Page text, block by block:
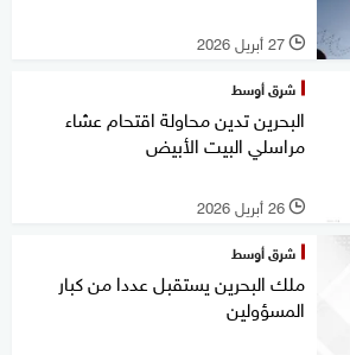
l 27 أبريل 2026
شرق أوسط
البحرين تدين محاولة اقتحام عشاء
مراسلي البيت الأبيض
l 26 أبريل 2026
شرق أوسط
ملك البحرين يستقبل عددا من كبار
المسؤولين